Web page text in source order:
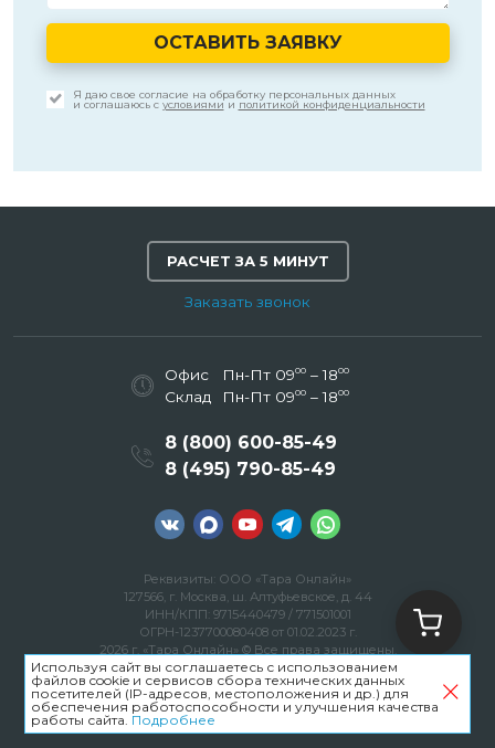
ОСТАВИТЬ ЗАЯВКУ
Я даю свое согласие на обработку персональных данных
и соглашаюсь с условиямии политикой конфиденциальности
РАСЧЕТ ЗА 5 МИНУТ
Заказать звонок
Офис Пн-Пт 0900– 1800
Склад Пн-Пт 0900– 1800
8 (800) 600-85-49
8 (495) 790-85-49
Реквизиты: ООО «Тара Онлайн»
127566, г. Москва, ш. Алтуфьевское, д. 44
ИНН/КПП: 9715440479 / 771501001
ОГРН-1237700080408 от 01.02.2023 г.
2026 г. «Тара Онлайн» © Все права защищены.
Политика конфиденциальности
Пользовательское соглашение
Карта сайта
Используя сайт вы соглашаетесь с использованием
файлов cookie и сервисов сбора технических данных
посетителей (IP-адресов, местоположения и др.) для
обеспечения работоспособности и улучшения качества
работы сайта. Подробнее